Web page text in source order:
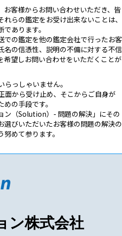
客様からお問い合わせいただき、皆
らの鑑定をお受け出来ないことは、
あります。
での鑑定を他の鑑定会社で行ったお客
名の信憑性、説明の不備に対する不信
希望しお問い合わせをいただくことが
っしゃいません。
面から受け止め、そこからご自身が
の手段です。
ン（Solution）- 問題の解決」にその
選びいただいたお客様の問題の解決の
めて参ります。
ン株式会社